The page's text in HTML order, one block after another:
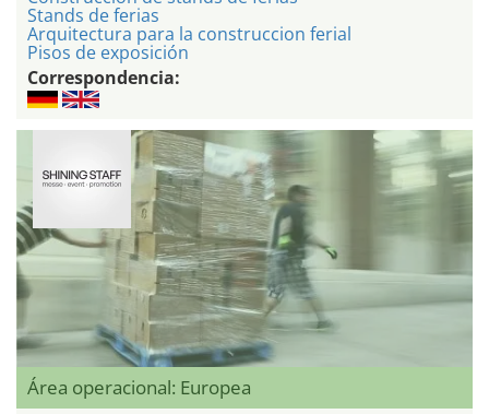
Stands de ferias
Arquitectura para la construccion ferial
Pisos de exposición
Correspondencia:
Área operacional: Europea